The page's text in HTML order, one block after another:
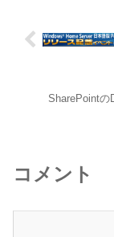
SharePointの
コメント